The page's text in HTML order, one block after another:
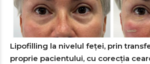
Lipofilling la nivelul feței, prin
proprie pacientului, cu corecția